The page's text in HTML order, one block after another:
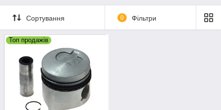
Сортування 0 Фільтри
Топ продажів